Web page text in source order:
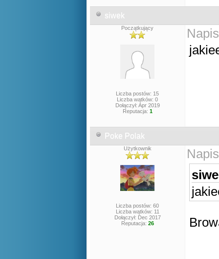
siwek
Początkujący
Liczba postów: 15
Liczba wątków: 0
Dołączył: Apr 2019
Reputacja: 1
Poke Polak
Użytkownik
Liczba postów: 60
Liczba wątków: 11
Dołączył: Dec 2017
Reputacja: 26